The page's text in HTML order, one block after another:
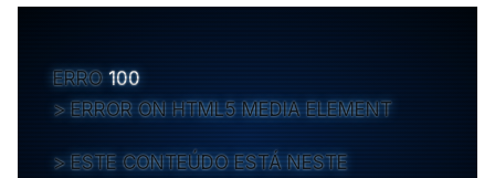
ERRO 100
ERROR ON HTML5 MEDIA ELEMENT
ESTE CONTEÚDO ESTÁ NESTE